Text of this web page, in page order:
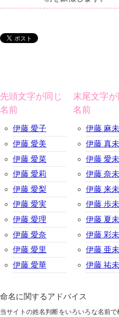
先頭文字が同じ
名前
伊藤 愛子
伊藤 愛美
伊藤 愛菜
伊藤 愛莉
伊藤 愛梨
伊藤 愛実
伊藤 愛理
伊藤 愛奈
伊藤 愛里
伊藤 愛華
末尾文字が
名前
伊藤 麻未
伊藤 真未
伊藤 愛未
伊藤 奈未
伊藤 来未
伊藤 歩未
伊藤 夏未
伊藤 彩未
伊藤 亜未
伊藤 祐未
命名に関するアドバイス
当サイトの姓名判断をいろいろな名前